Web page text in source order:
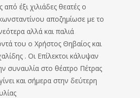
έξι χιλιάδες θεατές ο
αποζημίωσε με το
αλλά και παλιά
του ο Χρήστος Θηβαίος και
. Οι Επίλεκτοι κάλυψαν
συναυλία στο θέατρο Πέτρας
και σήμερα στην δεύτερη